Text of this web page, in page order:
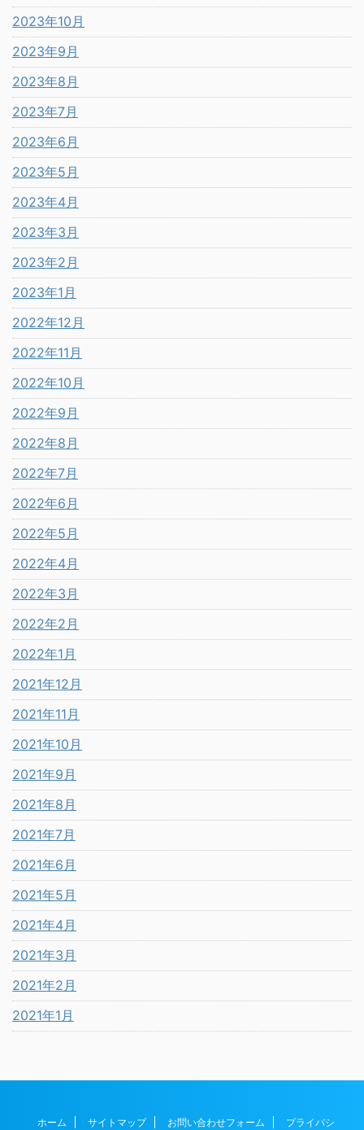
2023年10月
2023年9月
2023年8月
2023年7月
2023年6月
2023年5月
2023年4月
2023年3月
2023年2月
2023年1月
2022年12月
2022年11月
2022年10月
2022年9月
2022年8月
2022年7月
2022年6月
2022年5月
2022年4月
2022年3月
2022年2月
2022年1月
2021年12月
2021年11月
2021年10月
2021年9月
2021年8月
2021年7月
2021年6月
2021年5月
2021年4月
2021年3月
2021年2月
2021年1月
ホーム サイトマップ お問い合わせフォーム プライバシ